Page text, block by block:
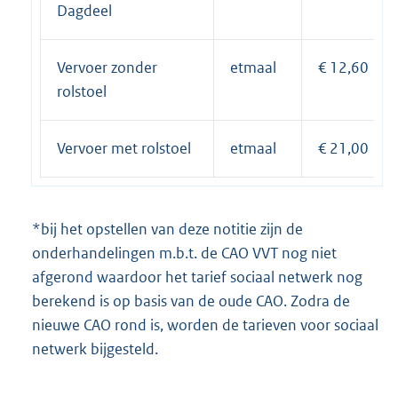
Dagdeel
Vervoer zonder
rolstoel
etmaal € 12,60
Vervoer met rolstoel etmaal € 21,00
*bij het opstellen van deze notitie zijn de
onderhandelingen m.b.t. de CAO VVT nog niet
afgerond waardoor het tarief sociaal netwerk nog
berekend is op basis van de oude CAO. Zodra de
nieuwe CAO rond is, worden de tarieven voor sociaal
netwerk bijgesteld.